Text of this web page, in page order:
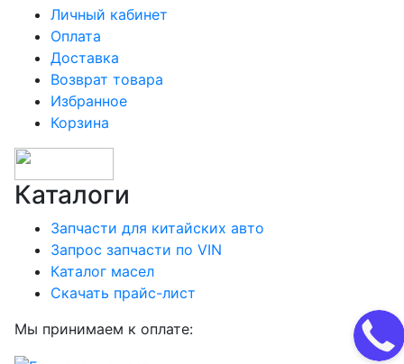
Личный кабинет
Оплата
Доставка
Возврат товара
Избранное
Корзина
Каталоги
Запчасти для китайских авто
Запрос запчасти по VIN
Каталог масел
Скачать прайс-лист
Мы принимаем к оплате: